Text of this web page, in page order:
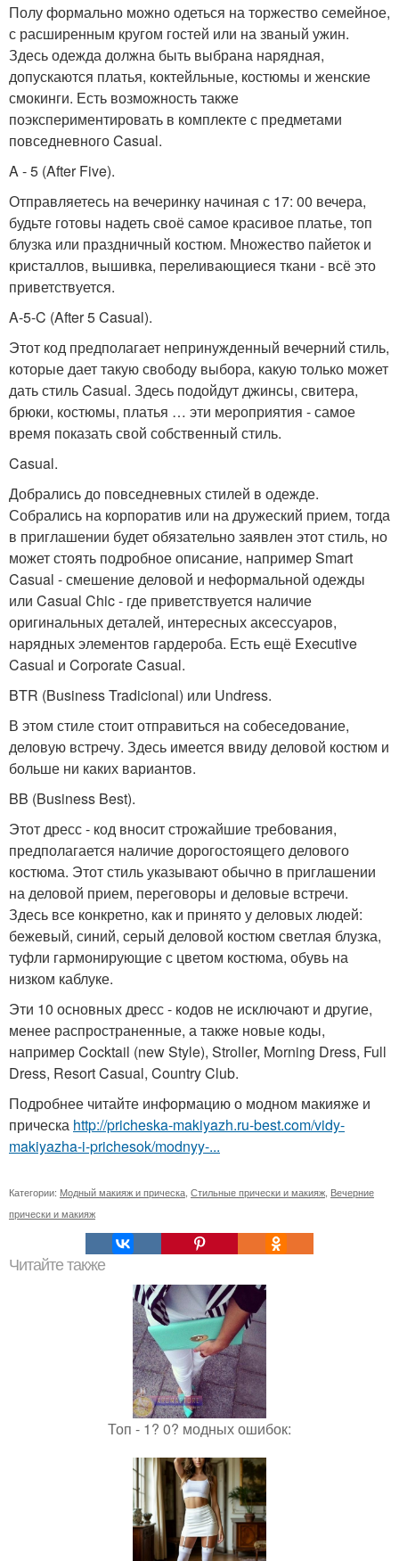
Полу формально можно одеться на торжество семейное,
с расширенным кругом гостей или на званый ужин.
Здесь одежда должна быть выбрана нарядная,
допускаются платья, коктейльные, костюмы и женские
смокинги. Есть возможность также
поэкспериментировать в комплекте с предметами
повседневного Casual.
A - 5 (After Five).
Отправляетесь на вечеринку начиная с 17: 00 вечера,
будьте готовы надеть своё самое красивое платье, топ
блузка или праздничный костюм. Множество пайеток и
кристаллов, вышивка, переливающиеся ткани - всё это
приветствуется.
A-5-C (After 5 Casual).
Этот код предполагает непринужденный вечерний стиль,
которые дает такую свободу выбора, какую только может
дать стиль Casual. Здесь подойдут джинсы, свитера,
брюки, костюмы, платья … эти мероприятия - самое
время показать свой собственный стиль.
Casual.
Добрались до повседневных стилей в одежде.
Собрались на корпоратив или на дружеский прием, тогда
в приглашении будет обязательно заявлен этот стиль, но
может стоять подробное описание, например Smart
Casual - смешение деловой и неформальной одежды
или Casual Chic - где приветствуется наличие
оригинальных деталей, интересных аксессуаров,
нарядных элементов гардероба. Есть ещё Executive
Casual и Corporate Casual.
BTR (Business Tradicional) или Undress.
В этом стиле стоит отправиться на собеседование,
деловую встречу. Здесь имеется ввиду деловой костюм и
больше ни каких вариантов.
BB (Business Best).
Этот дресс - код вносит строжайшие требования,
предполагается наличие дорогостоящего делового
костюма. Этот стиль указывают обычно в приглашении
на деловой прием, переговоры и деловые встречи.
Здесь все конкретно, как и принято у деловых людей:
бежевый, синий, серый деловой костюм светлая блузка,
туфли гармонирующие с цветом костюма, обувь на
низком каблуке.
Эти 10 основных дресс - кодов не исключают и другие,
менее распространенные, а также новые коды,
например Cocktail (new Style), Stroller, Morning Dress, Full
Dress, Resort Casual, Country Club.
Подробнее читайте информацию о модном макияже и
прическа http://pricheska-makiyazh.ru-best.com/vidy-
makiyazha-i-prichesok/modnyy-...
Категории: Модный макияж и прическа Стильные прически и макияж Вечерние
прически и макияж
Читайте также
Топ - 1? 0? модных ошибок: